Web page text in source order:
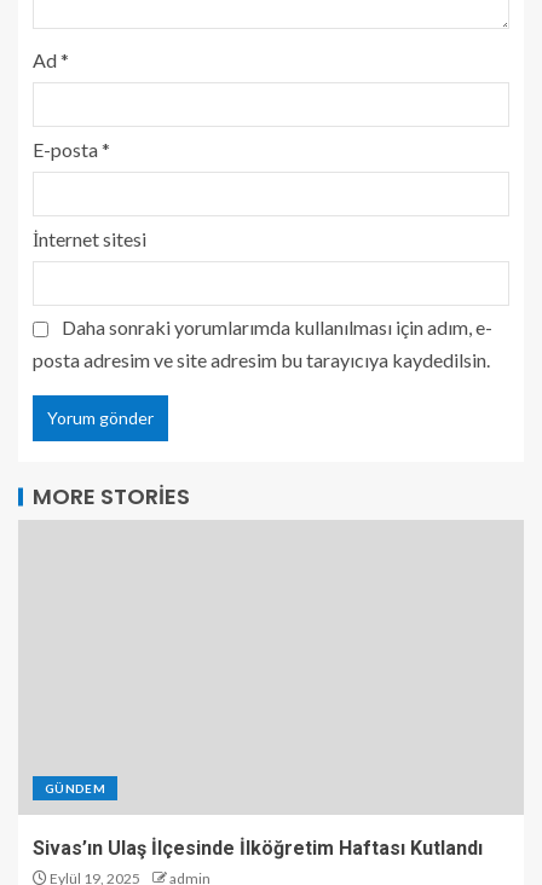
Ad*
E-posta*
İnternet sitesi
Daha sonraki yorumlarımda kullanılması için adım, e-
posta adresim ve site adresim bu tarayıcıya kaydedilsin.
MORE STORIES
GÜNDEM
Sivas’ın Ulaş İlçesinde İlköğretim Haftası Kutlandı
Eylül 19, 2025 admin